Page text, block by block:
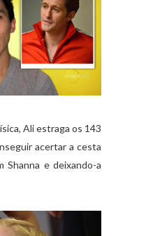
Ali estraga os 143
acertar a cesta
Shanna e deixando-a